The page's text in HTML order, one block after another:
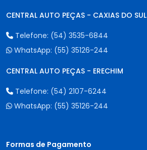
CENTRAL AUTO PEÇAS - CAXIAS DO SUL
Telefone: (54) 3535-6844
WhatsApp: (55) 35126-244
CENTRAL AUTO PEÇAS - ERECHIM
Telefone: (54) 2107-6244
WhatsApp: (55) 35126-244
Formas de Pagamento